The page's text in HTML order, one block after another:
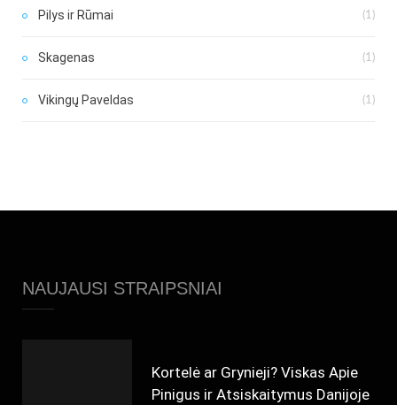
Pilys ir Rūmai (1)
Skagenas (1)
Vikingų Paveldas (1)
NAUJAUSI STRAIPSNIAI
Kortelė ar Grynieji? Viskas Apie
Pinigus ir Atsiskaitymus Danijoje